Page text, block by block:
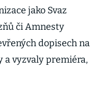
jako Svaz
či Amnesty
dopisech na
a vyzvaly premiéra,